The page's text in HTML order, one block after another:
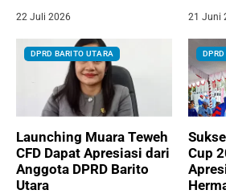
22 Juli 2026 21 Juni
DPRD BARITO UTARA
Launching Muara Teweh
CFD Dapat Apresiasi dari
Anggota DPRD Barito
Utara
Cup